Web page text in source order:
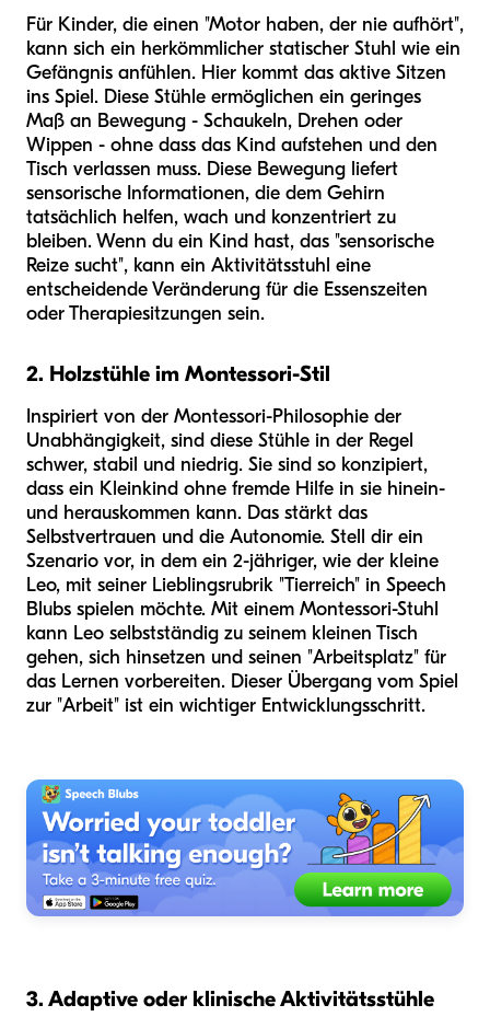
Für Kinder, die einen "Motor haben, der nie aufhört",
kann sich ein herkömmlicher statischer Stuhl wie ein
Gefängnis anfühlen. Hier kommt das aktive Sitzen
ins Spiel. Diese Stühle ermöglichen ein geringes
Maß an Bewegung - Schaukeln, Drehen oder
Wippen - ohne dass das Kind aufstehen und den
Tisch verlassen muss. Diese Bewegung liefert
sensorische Informationen, die dem Gehirn
tatsächlich helfen, wach und konzentriert zu
bleiben. Wenn du ein Kind hast, das "sensorische
Reize sucht", kann ein Aktivitätsstuhl eine
entscheidende Veränderung für die Essenszeiten
oder Therapiesitzungen sein.
2. Holzstühle im Montessori-Stil
Inspiriert von der Montessori-Philosophie der
Unabhängigkeit, sind diese Stühle in der Regel
schwer, stabil und niedrig. Sie sind so konzipiert,
dass ein Kleinkind ohne fremde Hilfe in sie hinein-
und herauskommen kann. Das stärkt das
Selbstvertrauen und die Autonomie. Stell dir ein
Szenario vor, in dem ein 2-jähriger, wie der kleine
Leo, mit seiner Lieblingsrubrik "Tierreich" in Speech
Blubs spielen möchte. Mit einem Montessori-Stuhl
kann Leo selbstständig zu seinem kleinen Tisch
gehen, sich hinsetzen und seinen "Arbeitsplatz" für
das Lernen vorbereiten. Dieser Übergang vom Spiel
zur "Arbeit" ist ein wichtiger Entwicklungsschritt.
3. Adaptive oder klinische Aktivitätsstühle